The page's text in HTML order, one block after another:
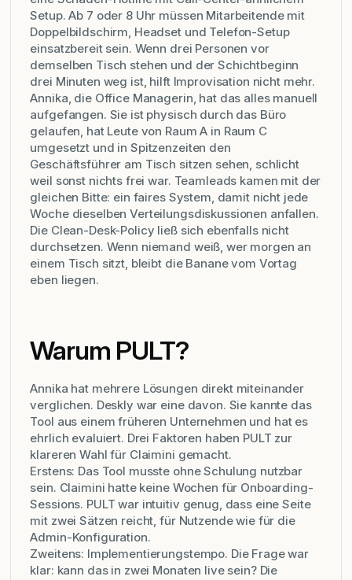
Setup. Ab 7 oder 8 Uhr müssen Mitarbeitende mit
Doppelbildschirm, Headset und Telefon-Setup
einsatzbereit sein. Wenn drei Personen vor
demselben Tisch stehen und der Schichtbeginn
drei Minuten weg ist, hilft Improvisation nicht mehr.
Annika, die Office Managerin, hat das alles manuell
aufgefangen. Sie ist physisch durch das Büro
gelaufen, hat Leute von Raum A in Raum C
umgesetzt und in Spitzenzeiten den
Geschäftsführer am Tisch sitzen sehen, schlicht
weil sonst nichts frei war. Teamleads kamen mit der
gleichen Bitte: ein faires System, damit nicht jede
Woche dieselben Verteilungsdiskussionen anfallen.
Die Clean-Desk-Policy ließ sich ebenfalls nicht
durchsetzen. Wenn niemand weiß, wer morgen an
einem Tisch sitzt, bleibt die Banane vom Vortag
eben liegen.
Warum PULT?
Annika hat mehrere Lösungen direkt miteinander
verglichen. Deskly war eine davon. Sie kannte das
Tool aus einem früheren Unternehmen und hat es
ehrlich evaluiert. Drei Faktoren haben PULT zur
klareren Wahl für Claimini gemacht.
Erstens: Das Tool musste ohne Schulung nutzbar
sein. Claimini hatte keine Wochen für Onboarding-
Sessions. PULT war intuitiv genug, dass eine Seite
mit zwei Sätzen reicht, für Nutzende wie für die
Admin-Konfiguration.
Zweitens: Implementierungstempo. Die Frage war
klar: kann das in zwei Monaten live sein? Die